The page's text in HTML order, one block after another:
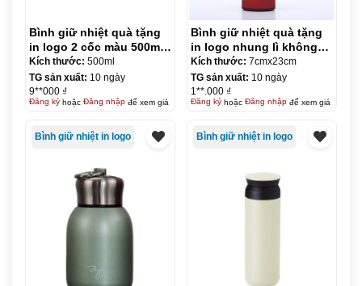
Bình giữ nhiệt quà tặng
in logo 2 cốc màu 500ml
KQ-BGN72
Kích thước: 500ml
TG sản xuất: 10 ngày
9**000 ₫
Đăng kýhoặc Đăng nhậpđể xem giá
Bình giữ nhiệt quà tặng
in logo nhung lì không
hiển thị 500ml KQ-BGN73
Kích thước: 7cmx23cm
TG sản xuất: 10 ngày
1**.000 ₫
Đăng kýhoặc Đăng nhậpđể xem giá
Bình giữ nhiệt in logo Bình giữ nhiệt in logo